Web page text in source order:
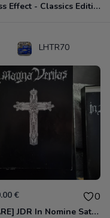
Mass Effect - Classics Edition Xbox 360
LHTR70
€ 0
[RARE] JDR In Nomine Satanis / Magna Veritas – 1ère Édition BOÎTE (DOS BLANC, 1989) - CROC / Siroz